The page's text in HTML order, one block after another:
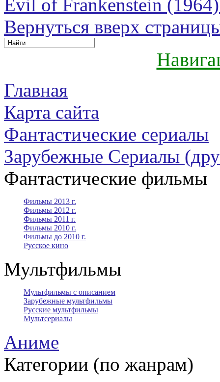
Evil of Frankenstein
Вернуться вверх
Главная
Карта сайта
Фантастические сериалы
Зарубежные Сериалы
Фантастические фильмы
Фильмы 2013 г.
Фильмы 2012 г.
Фильмы 2011 г.
Фильмы 2010 г.
Фильмы до 2010 г.
Русское кино
Мультфильмы
Мультфильмы с описанием
Зарубежные мультфильмы
Русские мультфильмы
Мультсериалы
Аниме
Категории (по жанрам)